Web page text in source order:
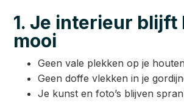
1. Je interieur blijft
mooi
Geen vale plekken op je
Geen doffe vlekken in je
Je kunst en foto’s blijven